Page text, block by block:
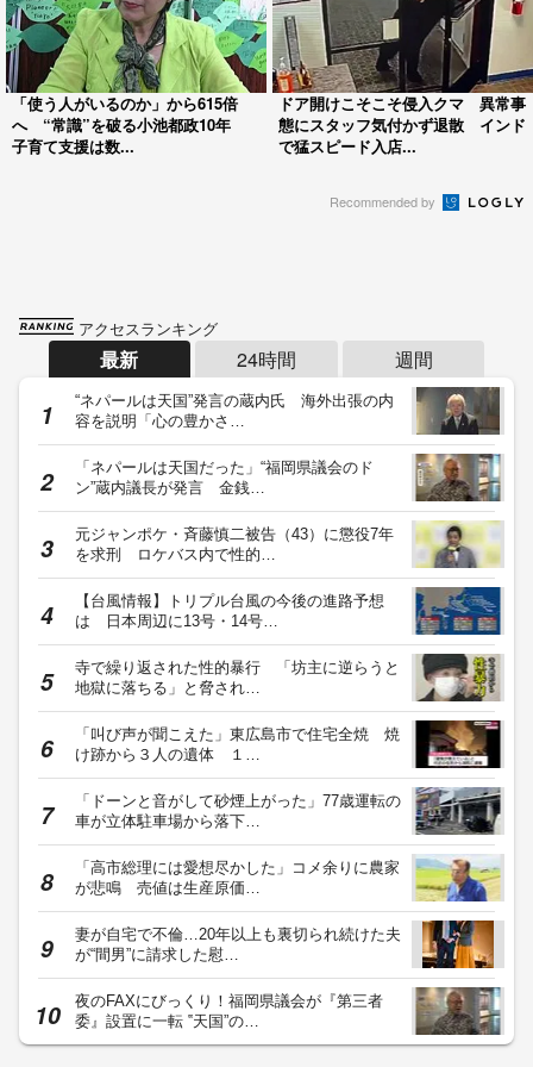
「叫び声が聞こえた」東広島市で住宅全焼 焼
け跡から３人の遺体 １…
「ドーンと音がして砂煙上がった」77歳運転の
車が立体駐車場から落下…
「高市総理には愛想尽かした」コメ余りに農家
ランキング一覧へ
記事に対するご意見・ご感想や情報提供
運営会社
© Fuji News Network, Inc. All rights reserved.
当ウェブサイトでは、ユーザのニーズ・興味・関⼼に合致したコンテンツや広告配信を提供する
ためにクッキーを使⽤しています。詳細は、プライバシーポリシーをご確認ください。